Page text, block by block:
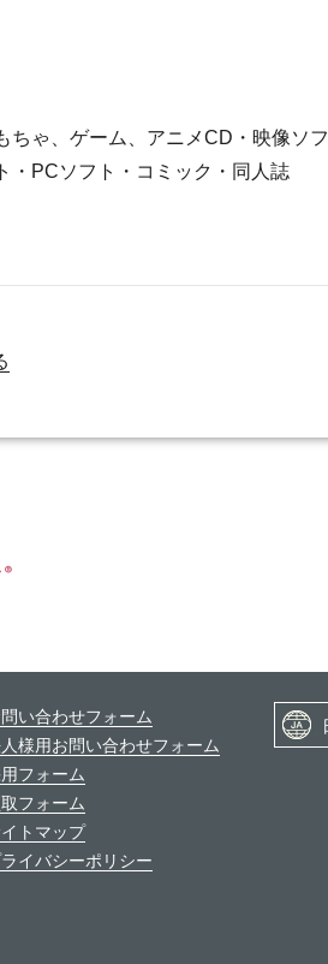
ゃ、ゲーム、アニメCD・映像ソフ
・PCソフト・コミック・同人誌
い合わせフォーム
様用お問い合わせフォーム
フォーム
フォーム
トマップ
イバシーポリシー